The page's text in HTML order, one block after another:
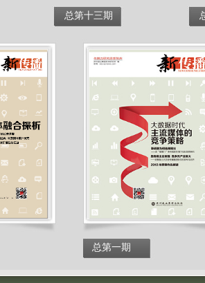
总第十三期
总第一期